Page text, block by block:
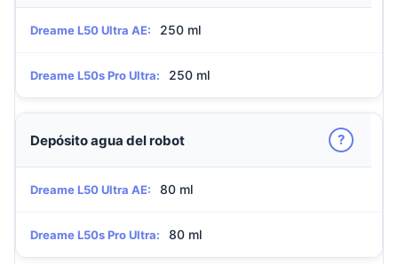
Dreame L50 Ultra AE: 250 ml
Dreame L50s Pro Ultra: 250 ml
Depósito agua del robot ?
Dreame L50 Ultra AE: 80 ml
Dreame L50s Pro Ultra: 80 ml